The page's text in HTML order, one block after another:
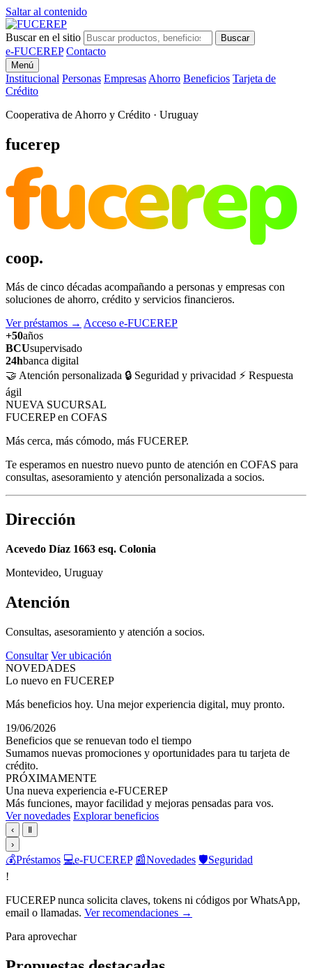
Saltar al contenido
Buscar en el sitio Buscar
e-FUCEREP Contacto
Menú
Institucional Personas Empresas Ahorro Beneficios Tarjeta de
Crédito
Cooperativa de Ahorro y Crédito · Uruguay
fucerep
fucerep
coop.
Más de cinco décadas acompañando a personas y empresas con
soluciones de ahorro, crédito y servicios financieros.
Ver préstamos → Acceso e-FUCEREP
+50años
BCUsupervisado
24hbanca digital
🤝 Atención personalizada 🔒 Seguridad y privacidad ⚡ Respuesta
ágil
NUEVA SUCURSAL
FUCEREP en COFAS
Más cerca, más cómodo, más FUCEREP.
Te esperamos en nuestro nuevo punto de atención en COFAS para
consultas, asesoramiento y atención personalizada a socios.
Dirección
Acevedo Díaz 1663 esq. Colonia
Montevideo, Uruguay
Atención
Consultas, asesoramiento y atención a socios.
Consultar Ver ubicación
NOVEDADES
Lo nuevo en FUCEREP
Más beneficios hoy. Una mejor experiencia digital, muy pronto.
19/06/2026
Beneficios que se renuevan todo el tiempo
Sumamos nuevas promociones y oportunidades para tu tarjeta de
crédito.
PRÓXIMAMENTE
Una nueva experiencia e-FUCEREP
Más funciones, mayor facilidad y mejoras pensadas para vos.
Ver novedades Explorar beneficios
‹
Ⅱ
›
💰Préstamos 💻e-FUCEREP 📰Novedades 🛡️Seguridad
!
FUCEREP nunca solicita claves, tokens ni códigos por WhatsApp,
email o llamadas. Ver recomendaciones →
Para aprovechar